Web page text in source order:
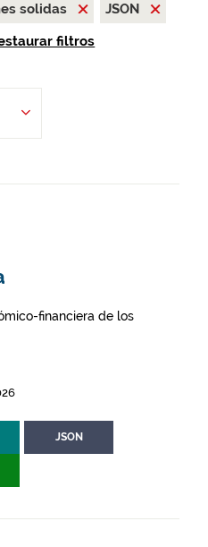
solidas
JSON
filtros
financiera de los
JSON